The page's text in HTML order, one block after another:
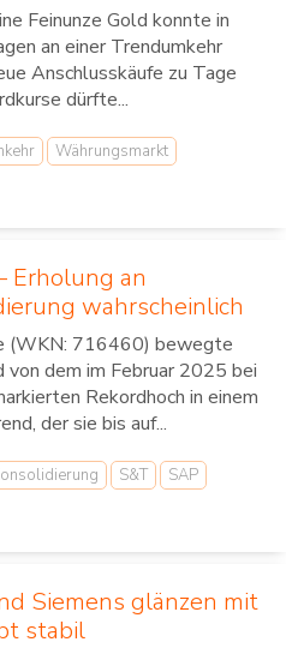
Feinunze Gold konnte in
an einer Trendumkehr
Anschlusskäufe zu Tage
dürfte...
Währungsmarkt
Erholung an
wahrscheinlich
(WKN: 716460) bewegte
von dem im Februar 2025 bei
Rekordhoch in einem
der sie bis auf...
S&T
SAP
Siemens glänzen mit
stabil